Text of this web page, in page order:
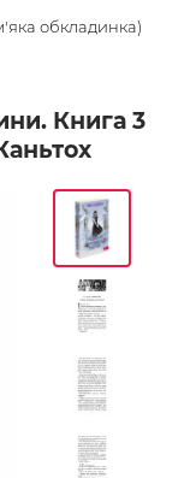
обкладинка)
Книга 3